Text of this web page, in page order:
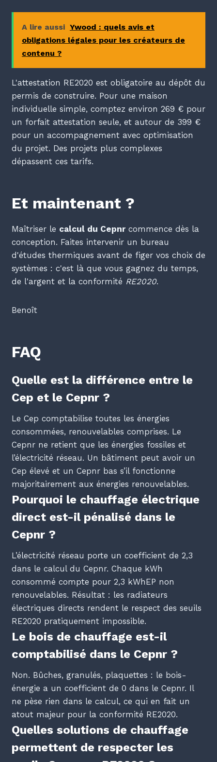
A lire aussi Ywood : quels avis et
obligations légales pour les créateurs de
contenu ?
L'attestation RE2020 est obligatoire au dépôt du
permis de construire. Pour une maison
individuelle simple, comptez environ 269 € pour
un forfait attestation seule, et autour de 399 €
pour un accompagnement avec optimisation
du projet. Des projets plus complexes
dépassent ces tarifs.
Et maintenant ?
Maîtriser le calcul du Cepnr commence dès la
conception. Faites intervenir un bureau
d'études thermiques avant de figer vos choix de
systèmes : c'est là que vous gagnez du temps,
de l'argent et la conformité RE2020.
Benoît
FAQ
Quelle est la différence entre le
Cep et le Cepnr ?
Le Cep comptabilise toutes les énergies
consommées, renouvelables comprises. Le
Cepnr ne retient que les énergies fossiles et
l’électricité réseau. Un bâtiment peut avoir un
Cep élevé et un Cepnr bas s’il fonctionne
majoritairement aux énergies renouvelables.
Pourquoi le chauffage électrique
direct est-il pénalisé dans le
Cepnr ?
L’électricité réseau porte un coefficient de 2,3
dans le calcul du Cepnr. Chaque kWh
consommé compte pour 2,3 kWhEP non
renouvelables. Résultat : les radiateurs
électriques directs rendent le respect des seuils
RE2020 pratiquement impossible.
Le bois de chauffage est-il
comptabilisé dans le Cepnr ?
Non. Bûches, granulés, plaquettes : le bois-
énergie a un coefficient de 0 dans le Cepnr. Il
ne pèse rien dans le calcul, ce qui en fait un
atout majeur pour la conformité RE2020.
Quelles solutions de chauffage
permettent de respecter les